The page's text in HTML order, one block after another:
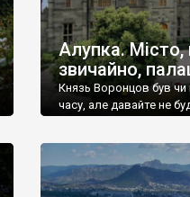
Алупка. Місто,
звичайно,
Князь Воронцов був
часу, але давайте не